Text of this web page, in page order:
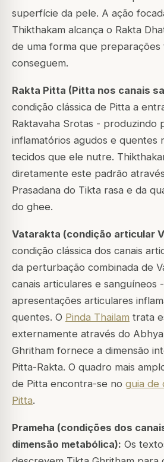
superfície da pele. A ação
Thikthakam alcança o Rakta
de uma forma que preparações
conseguem.
Rakta Pitta (Pitta nos canais
condição clássica de Pitta a
Raktavaha Srotas - produzindo
inflamatórios agudos e quentes
tecidos que ele nutre.
diretamente este padrão
Prasadana do Tikta rasa e da
do ghee.
Vatarakta (condição articular
condição clássica dos canais
da perturbação combinada de
canais articulares e sanguíneos
apresentações articulares
quentes. O Pinda Thailam trata
externamente através do
Ghritham fornece a dimensão
Pitta-Rakta. O quadro mais
de Pitta encontra-se no guia de
Pitta.
Prameha (condições dos
dimensão metabólica): Os